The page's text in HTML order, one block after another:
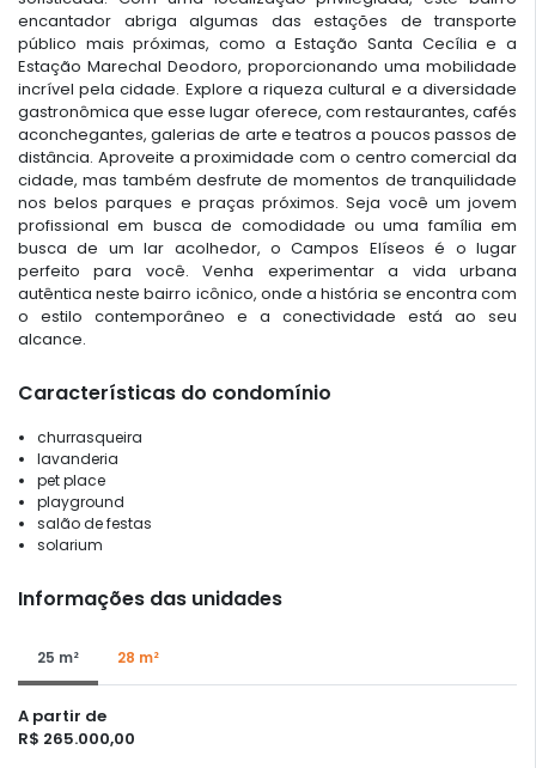
encantador abriga algumas das estações de transporte
público mais próximas, como a Estação Santa Cecília e a
Estação Marechal Deodoro, proporcionando uma mobilidade
incrível pela cidade. Explore a riqueza cultural e a diversidade
gastronômica que esse lugar oferece, com restaurantes, cafés
aconchegantes, galerias de arte e teatros a poucos passos de
distância. Aproveite a proximidade com o centro comercial da
cidade, mas também desfrute de momentos de tranquilidade
nos belos parques e praças próximos. Seja você um jovem
profissional em busca de comodidade ou uma família em
busca de um lar acolhedor, o Campos Elíseos é o lugar
perfeito para você. Venha experimentar a vida urbana
autêntica neste bairro icônico, onde a história se encontra com
o estilo contemporâneo e a conectividade está ao seu
alcance.
Características do condomínio
churrasqueira
lavanderia
pet place
playground
salão de festas
solarium
Informações das unidades
25 m² 28 m²
A partir de
R$ 265.000,00